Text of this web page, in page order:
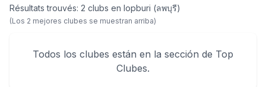
Résultats trouvés: 2 clubs en lopburi (ลพบุรี)
(Los 2 mejores clubes se muestran arriba)
Todos los clubes están en la sección de Top
Clubes.